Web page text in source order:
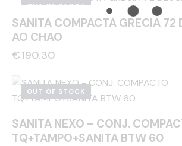
OUT OF STOCK
SANITA COMPACTA GRECIA 72
AO CHAO
€190.30
OUT OF STOCK
SANITA NEXO – CONJ.
TQ+TAMPO+SANITA BTW 60